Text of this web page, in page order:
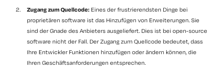
Zugang zum Quellcode: Eines der frustrierendsten Dinge bei
proprietären software ist das Hinzufügen von Erweiterungen. Sie
sind der Gnade des Anbieters ausgeliefert. Dies ist bei open-source
software nicht der Fall. Der Zugang zum Quellcode bedeutet, dass
Ihre Entwickler Funktionen hinzufügen oder ändern können, die
Ihren Geschäftsanforderungen entsprechen.